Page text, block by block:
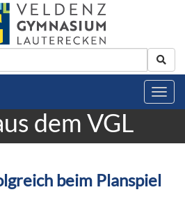
dem VGL
beim Planspiel